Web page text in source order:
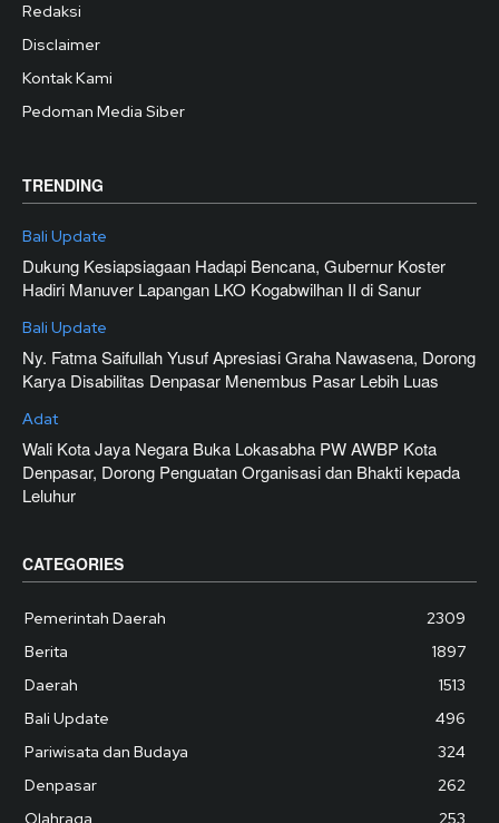
Redaksi
Disclaimer
Kontak Kami
Pedoman Media Siber
TRENDING
Bali Update
Dukung Kesiapsiagaan Hadapi Bencana, Gubernur Koster
Hadiri Manuver Lapangan LKO Kogabwilhan II di Sanur
Bali Update
Ny. Fatma Saifullah Yusuf Apresiasi Graha Nawasena, Dorong
Karya Disabilitas Denpasar Menembus Pasar Lebih Luas
Adat
Wali Kota Jaya Negara Buka Lokasabha PW AWBP Kota
Denpasar, Dorong Penguatan Organisasi dan Bhakti kepada
Leluhur
CATEGORIES
Pemerintah Daerah
2309
Berita
1897
Daerah
1513
Bali Update
496
Pariwisata dan Budaya
324
Denpasar
262
Olahraga
253